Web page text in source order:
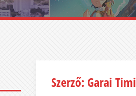
Szerző: Garai Timi